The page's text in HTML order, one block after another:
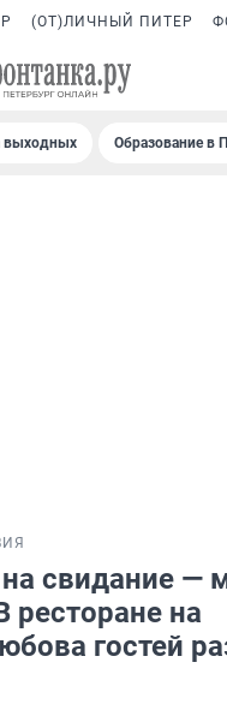
(ОТ)ЛИЧНЫЙ ПИТЕР
выходных Образование в
свидание —
ресторане на
гостей